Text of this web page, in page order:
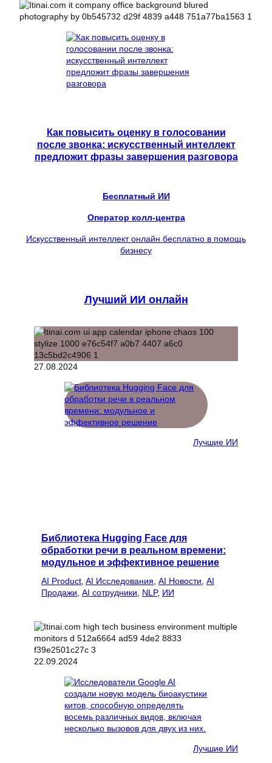
Как повысить оценку в голосовании
после звонка: искусственный интеллект
предложит фразы завершения разговора
Бесплатный ИИ
Оператор колл-центра
Искусственный интеллект онлайн бесплатно в помощь
бизнесу
Лучший ИИ онлайн
27.08.2024
Лучшие ИИ
Библиотека Hugging Face для
обработки речи в реальном времени:
модульное и эффективное решение
AI Product, AI Исследования, AI Новости, AI
Продажи, AI сотрудники, NLP, ИИ
22.09.2024
Лучшие ИИ